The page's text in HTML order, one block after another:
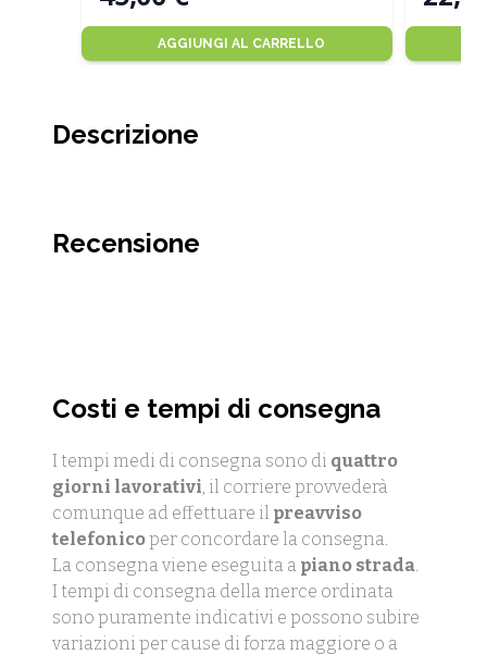
AGGIUNGI AL CARRELLO
Descrizione
Recensione
Costi e tempi di consegna
I tempi medi di consegna sono di quattro
giorni lavorativi, il corriere provvederà
comunque ad effettuare il preavviso
telefonicoper concordare la consegna.
La consegna viene eseguita a piano strada.
I tempi di consegna della merce ordinata
sono puramente indicativi e possono subire
variazioni per cause di forza maggiore o a